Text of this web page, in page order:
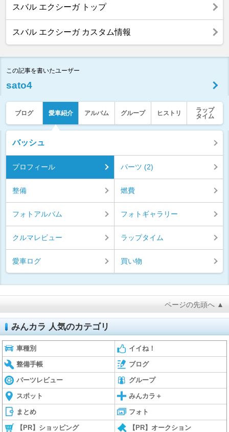
スバル エクシーガ トップ
スバル エクシーガ カスタム情報
この記事を書いたユーザー
sato4
ブログ 愛車紹介 アルバム グループ ヒストリ
ラップ
タイム
バッシュ
プロフィール パーツ (2)
整備 燃費
フォトアルバム フォトギャラリー
クルマレビュー ラップタイム
愛車ログ 買い物
ページの先頭へ ▲
みんカラ 人気のカテゴリ
車種別 イイね！
整備手帳 ブログ
パーツレビュー グループ
スポット みんカラ＋
まとめ フォト
【PR】ショッピング 【PR】オークション